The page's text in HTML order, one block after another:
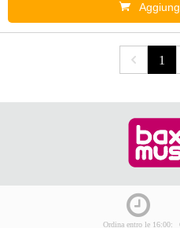
1
Ordina entro le 16:00: